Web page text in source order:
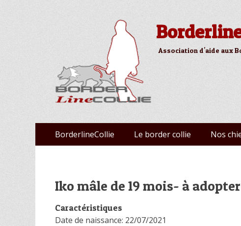
Association d'aide aux
Premier menu
BorderlineCollie Le border collie Nos
Iko mâle de 19 mois- à
Caractéristiques
Date de naissance: 22/07/2021